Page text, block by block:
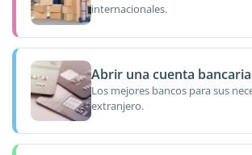
internacionales.
Abrir una cuenta bancaria
Los mejores bancos para sus
extranjero.